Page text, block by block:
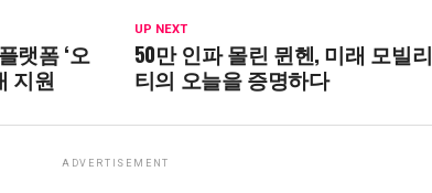
UP NEXT
50만 인파 몰린 뮌헨, 미래 모빌리
티의 오늘을 증명하다
랫폼 ‘오
지원
ADVERTISEMENT